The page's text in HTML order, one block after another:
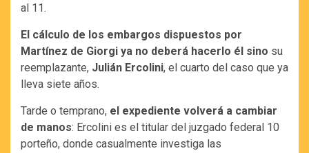
al 11.
El cálculo de los embargos dispuestos por
Martínez de Giorgi ya no deberá hacerlo él sino su
reemplazante, Julián Ercolini, el cuarto del caso que ya
lleva siete años.
Tarde o temprano, el expediente volverá a cambiar
de manos: Ercolini es el titular del juzgado federal 10
porteño, donde casualmente investiga las